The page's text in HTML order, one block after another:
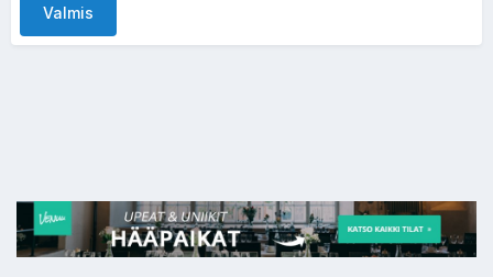
Valmis